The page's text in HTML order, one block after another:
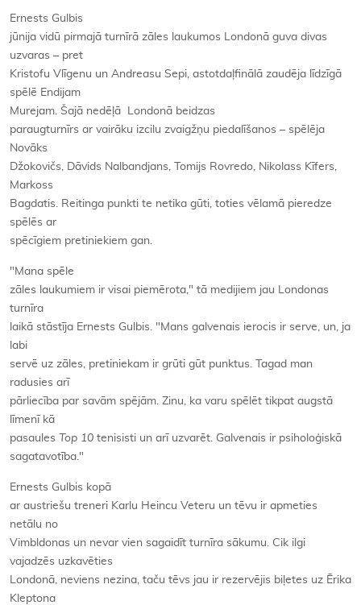
Ernests Gulbis
jūnija vidū pirmajā turnīrā zāles laukumos Londonā guva divas
uzvaras – pret
Kristofu Vlīgenu un Andreasu Sepi, astotdaļfinālā zaudēja līdzīgā
spēlē Endijam
Murejam. Šajā nedēļā Londonā beidzas
paraugturnīrs ar vairāku izcilu zvaigžņu piedalīšanos – spēlēja
Novāks
Džokovičs, Dāvids Nalbandjans, Tomijs Rovredo, Nikolass Kīfers,
Markoss
Bagdatis. Reitinga punkti te netika gūti, toties vēlamā pieredze
spēlēs ar
spēcīgiem pretiniekiem gan.
"Mana spēle
zāles laukumiem ir visai piemērota," tā medijiem jau Londonas
turnīra
laikā stāstīja Ernests Gulbis. "Mans galvenais ierocis ir serve, un, ja
labi
servē uz zāles, pretiniekam ir grūti gūt punktus. Tagad man
radusies arī
pārliecība par savām spējām. Zinu, ka varu spēlēt tikpat augstā
līmenī kā
pasaules Top 10 tenisisti un arī uzvarēt. Galvenais ir psiholoģiskā
sagatavotība."
Ernests Gulbis kopā
ar austriešu treneri Karlu Heincu Veteru un tēvu ir apmeties
netālu no
Vimbldonas un nevar vien sagaidīt turnīra sākumu. Cik ilgi
vajadzēs uzkavēties
Londonā, neviens nezina, taču tēvs jau ir rezervējis biļetes uz Ērika
Kleptona